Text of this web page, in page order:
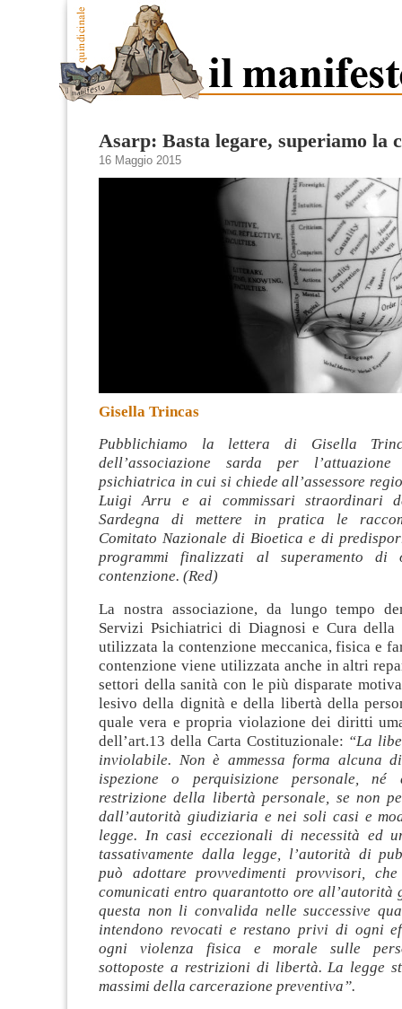
Asarp: Basta legare, superiamo la
16 Maggio 2015
Gisella Trincas
Pubblichiamo la lettera di Gisella
dell’associazione sarda per
psichiatrica in cui si chiede all’assessore
Luigi Arru e ai commissari straordinari
Sardegna di mettere in pratica le
Comitato Nazionale di Bioetica e di
programmi finalizzati al superamento
contenzione. (Red)
La nostra associazione, da lungo tempo
Servizi Psichiatrici di Diagnosi e Cura della
utilizzata la contenzione meccanica, fisica e
contenzione viene utilizzata anche in altri
settori della sanità con le più disparate
lesivo della dignità e della libertà della
quale vera e propria violazione dei diritti
dell’art.13 della Carta Costituzionale: “La
inviolabile. Non è ammessa forma alcuna
ispezione o perquisizione personale, né
restrizione della libertà personale, se non
dall’autorità giudiziaria e nei soli casi e
legge. In casi eccezionali di necessità ed
tassativamente dalla legge, l’autorità di
può adottare provvedimenti provvisori, che
comunicati entro quarantotto ore all’autorità
questa non li convalida nelle successive
intendono revocati e restano privi di ogni
ogni violenza fisica e morale sulle
sottoposte a restrizioni di libertà. La legge
massimi della carcerazione preventiva”.